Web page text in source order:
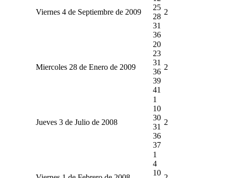
Viernes 4 de Septiembre de 2009
25
28
31
36
2
Miercoles 28 de Enero de 2009
20
23
31
36
39
41
2
Jueves 3 de Julio de 2008
1
10
30
31
36
37
2
1
4
10